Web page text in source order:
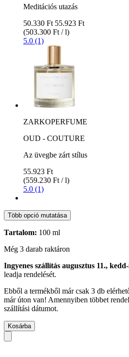
Meditációs utazás
50.330 Ft 55.923 Ft
(503.300 Ft / l)
5.0 (1)
ZARKOPERFUME
OUD - COUTURE
Az üvegbe zárt stílus
55.923 Ft
(559.230 Ft / l)
5.0 (1)
Több opció mutatása
Tartalom: 100 ml
Még 3 darab raktáron
Ingyenes szállítás augusztus 11.,
leadja rendelését.
Ebből a termékből már csak 3 db
már úton van! Amennyiben többet
szállítási dátumot.
Kosárba